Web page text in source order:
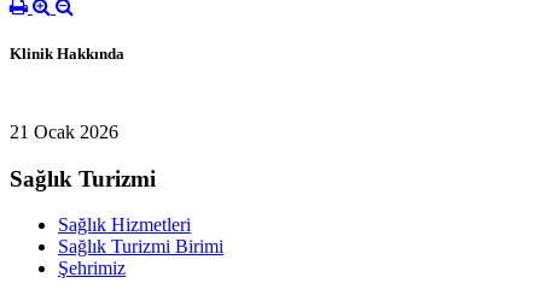
Klinik Hakkında
21 Ocak 2026
Sağlık Turizmi
Sağlık Hizmetleri
Sağlık Turizmi Birimi
Şehrimiz